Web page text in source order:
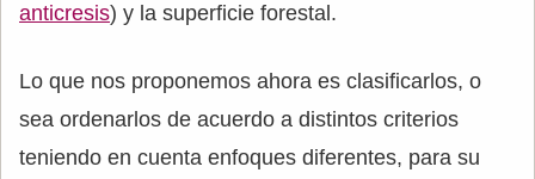
anticresis) y la superficie forestal.
Lo que nos proponemos ahora es clasificarlos, o
sea ordenarlos de acuerdo a distintos criterios
teniendo en cuenta enfoques diferentes, para su